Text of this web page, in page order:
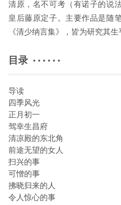
清原，名不可考（有诺子的说
皇后藤原定子。主要作品是随
《清少纳言集》，皆为研究其生
目录 · · · · · ·
导读
四季风光
正月初一
驾幸生昌府
清凉殿的东北角
前途无望的女人
扫兴的事
可憎的事
拂晓归来的人
令人惊心的事